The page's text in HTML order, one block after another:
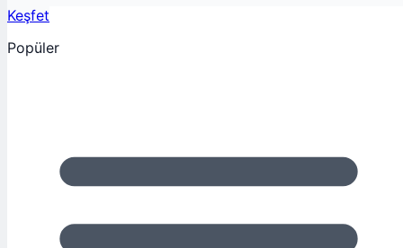
Keşfet
Popüler